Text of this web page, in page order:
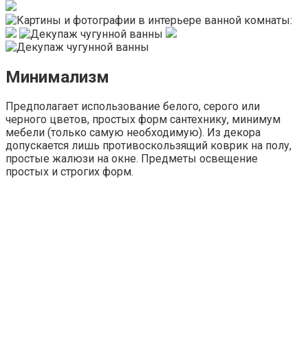
Минимализм
черного цветов, простых форм сантехнику, минимум
мебели (только самую необходимую). Из декора
допускается лишь противоскользящий коврик на полу,
простые жалюзи на окне. Предметы освещение
простых и строгих форм.
Минимализм требует лаконичных но выразительных